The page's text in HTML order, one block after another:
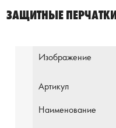
ЗАЩИТНЫЕ
Изображение
Артикул
Наименование